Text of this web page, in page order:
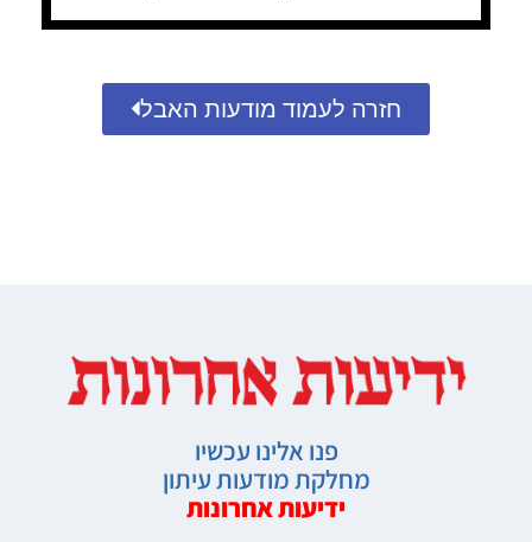
חזרה לעמוד מודעות האבל
פנו אלינו עכשיו
מחלקת מודעות עיתון
ידיעות אחרונות